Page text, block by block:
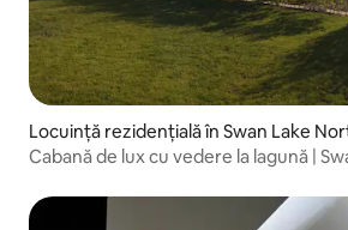
Locuință rezidențială în Swan Lake
Cabană de lux cu vedere la lagună |